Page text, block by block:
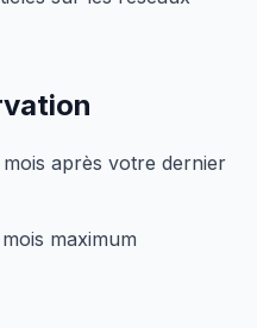
mois après votre dernier
mois maximum